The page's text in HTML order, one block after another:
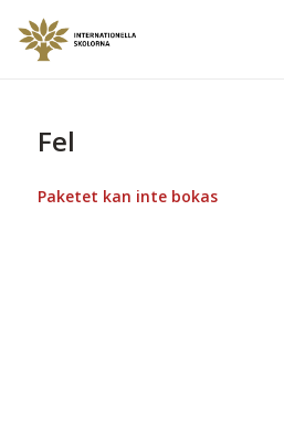
Fel
Paketet kan inte bokas